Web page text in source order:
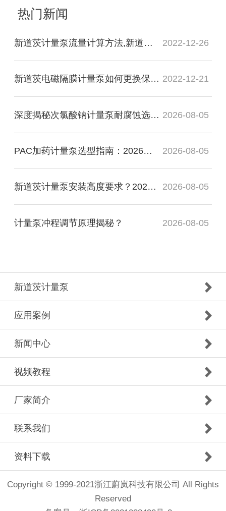
热门新闻
新道茨计量泵流量计算方法,新道茨计量泵流量怎么计算 2022-12-26
新道茨电磁隔膜计量泵如何更换保险丝更换 2022-12-21
深度揭秘次氯酸钠计量泵耐腐蚀选型标准：2026化工厂防漏与管路维保指南 2026-08-05
PAC加药计量泵选型指南：2026污水处理絮凝投加与管路防堵避坑手册 2026-08-05
新道茨计量泵安装高度要求？2026标准吸程参数与现场布管规范全解析 2026-08-05
计量泵冲程调节原理揭秘？ 2026-08-05
新道茨计量泵
应用案例
新闻中心
视频教程
厂家简介
联系我们
资料下载
Copyright © 1999-2021浙江蔚岚科技有限公司 All Rights
Reserved